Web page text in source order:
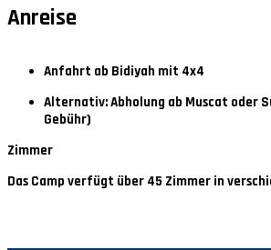
Anreise
Anfahrt ab Bidiyah mit 4x4
Alternativ: Abholung ab Muscat oder
Gebühr)
Zimmer
Das Camp verfügt über 45 Zimmer in